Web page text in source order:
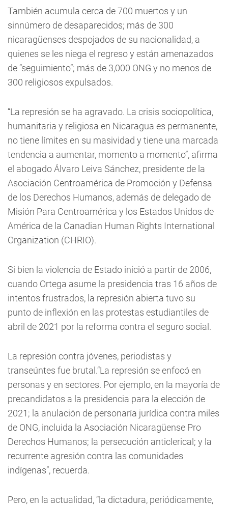
También acumula cerca de 700 muertos y un
sinnúmero de desaparecidos; más de 300
nicaragüenses despojados de su nacionalidad, a
quienes se les niega el regreso y están amenazados
de “seguimiento”; más de 3,000 ONG y no menos de
300 religiosos expulsados.
“La represión se ha agravado. La crisis sociopolítica,
humanitaria y religiosa en Nicaragua es permanente,
no tiene límites en su masividad y tiene una marcada
tendencia a aumentar, momento a momento”, afirma
el abogado Álvaro Leiva Sánchez, presidente de la
Asociación Centroamérica de Promoción y Defensa
de los Derechos Humanos, además de delegado de
Misión Para Centroamérica y los Estados Unidos de
América de la Canadian Human Rights International
Organization (CHRIO).
Si bien la violencia de Estado inició a partir de 2006,
cuando Ortega asume la presidencia tras 16 años de
intentos frustrados, la represión abierta tuvo su
punto de inflexión en las protestas estudiantiles de
abril de 2021 por la reforma contra el seguro social.
La represión contra jóvenes, periodistas y
transeúntes fue brutal.“La represión se enfocó en
personas y en sectores. Por ejemplo, en la mayoría de
precandidatos a la presidencia para la elección de
2021; la anulación de personaría jurídica contra miles
de ONG, incluida la Asociación Nicaragüense Pro
Derechos Humanos; la persecución anticlerical; y la
recurrente agresión contra las comunidades
indígenas”, recuerda.
Pero, en la actualidad, “la dictadura, periódicamente,